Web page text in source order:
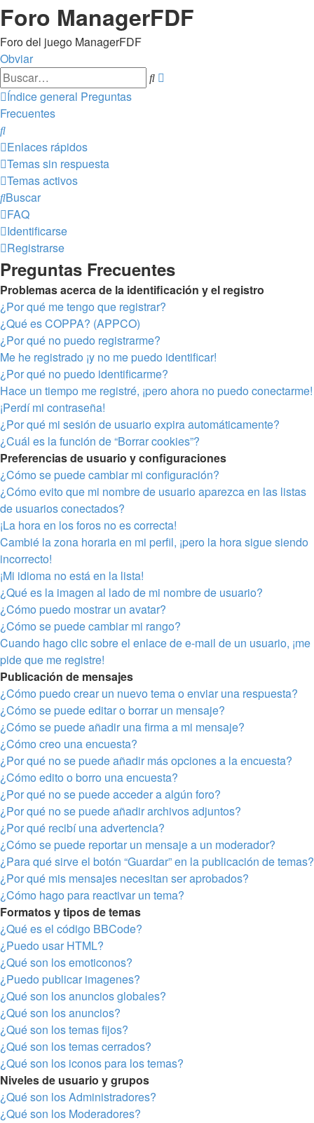
Foro ManagerFDF
Foro del juego ManagerFDF
Obviar
Buscar
Índice general Preguntas
Frecuentes
Buscar
Enlaces rápidos
Temas sin respuesta
Temas activos
Buscar
FAQ
Identificarse
Registrarse
Preguntas Frecuentes
Problemas acerca de la identificación y el registro
¿Por qué me tengo que registrar?
¿Qué es COPPA? (APPCO)
¿Por qué no puedo registrarme?
Me he registrado ¡y no me puedo identificar!
¿Por qué no puedo identificarme?
Hace un tiempo me registré, ¡pero ahora no puedo conectarme!
¡Perdí mi contraseña!
¿Por qué mi sesión de usuario expira automáticamente?
¿Cuál es la función de “Borrar cookies”?
Preferencias de usuario y configuraciones
¿Cómo se puede cambiar mi configuración?
¿Cómo evito que mi nombre de usuario aparezca en las listas
de usuarios conectados?
¡La hora en los foros no es correcta!
Cambié la zona horaria en mi perfil, ¡pero la hora sigue siendo
incorrecto!
¡Mi idioma no está en la lista!
¿Qué es la imagen al lado de mi nombre de usuario?
¿Cómo puedo mostrar un avatar?
¿Cómo se puede cambiar mi rango?
Cuando hago clic sobre el enlace de e-mail de un usuario, ¡me
pide que me registre!
Publicación de mensajes
¿Cómo puedo crear un nuevo tema o enviar una respuesta?
¿Cómo se puede editar o borrar un mensaje?
¿Cómo se puede añadir una firma a mi mensaje?
¿Cómo creo una encuesta?
¿Por qué no se puede añadir más opciones a la encuesta?
¿Cómo edito o borro una encuesta?
¿Por qué no se puede acceder a algún foro?
¿Por qué no se puede añadir archivos adjuntos?
¿Por qué recibí una advertencia?
¿Cómo se puede reportar un mensaje a un moderador?
¿Para qué sirve el botón “Guardar” en la publicación de temas?
¿Por qué mis mensajes necesitan ser aprobados?
¿Cómo hago para reactivar un tema?
Formatos y tipos de temas
¿Qué es el código BBCode?
¿Puedo usar HTML?
¿Qué son los emoticonos?
¿Puedo publicar imagenes?
¿Qué son los anuncios globales?
¿Qué son los anuncios?
¿Qué son los temas fijos?
¿Qué son los temas cerrados?
¿Qué son los iconos para los temas?
Niveles de usuario y grupos
¿Qué son los Administradores?
¿Qué son los Moderadores?